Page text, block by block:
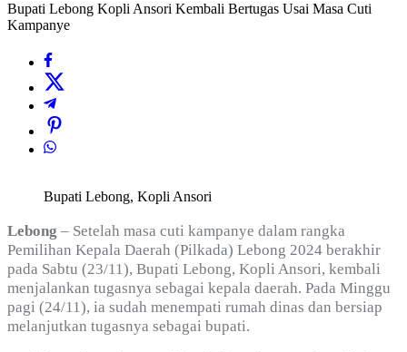
Bupati Lebong Kopli Ansori Kembali Bertugas Usai Masa Cuti
Kampanye
Bupati Lebong, Kopli Ansori
Lebong – Setelah masa cuti kampanye dalam rangka
Pemilihan Kepala Daerah (Pilkada) Lebong 2024 berakhir
pada Sabtu (23/11), Bupati Lebong, Kopli Ansori, kembali
menjalankan tugasnya sebagai kepala daerah. Pada Minggu
pagi (24/11), ia sudah menempati rumah dinas dan bersiap
melanjutkan tugasnya sebagai bupati.